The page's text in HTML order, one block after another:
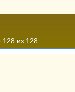
из 128